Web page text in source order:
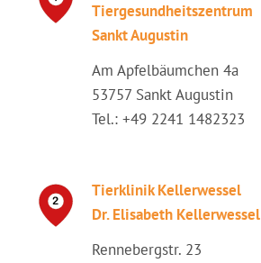
Tiergesundheitszentrum
Sankt Augustin
Am Apfelbäumchen 4a
53757 Sankt Augustin
Tel.: +49 2241 1482323
Tierklinik Kellerwessel
Dr. Elisabeth Kellerwessel
Rennebergstr. 23